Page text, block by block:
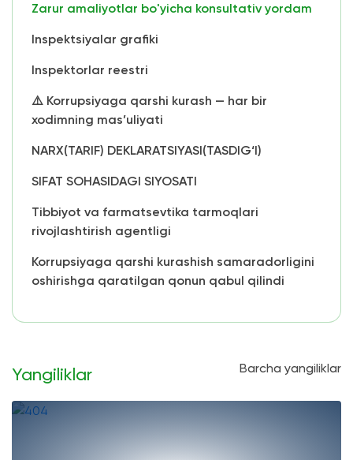
Zarur amaliyotlar bo'yicha konsultativ yordam
Inspektsiyalar grafiki
Inspektorlar reestri
⚠️ Korrupsiyaga qarshi kurash — har bir
xodimning mas’uliyati
NARX(TARIF) DEKLARATSIYASI(TASDIG‘I)
SIFAT SOHASIDAGI SIYOSATI
Tibbiyot va farmatsevtika tarmoqlari
rivojlashtirish agentligi
Korrupsiyaga qarshi kurashish samaradorligini
oshirishga qaratilgan qonun qabul qilindi
Yangiliklar Barcha yangiliklar